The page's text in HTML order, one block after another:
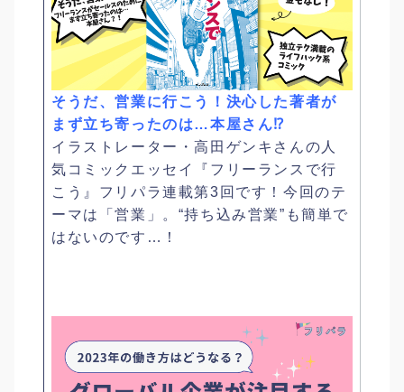
そうだ、営業に行こう！決心した著者が
まず立ち寄ったのは…本屋さん⁉
イラストレーター・高田ゲンキさんの人
気コミックエッセイ『フリーランスで行
こう』フリパラ連載第3回です！今回のテ
ーマは「営業」。“持ち込み営業”も簡単で
はないのです…！